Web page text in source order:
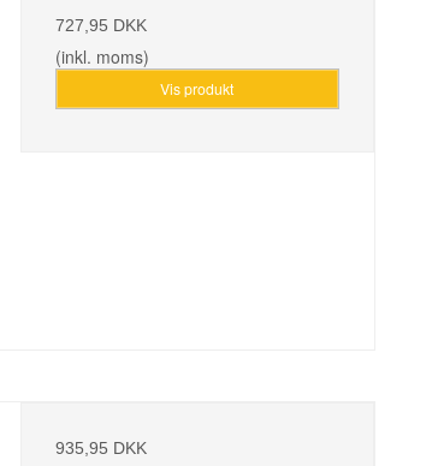
727,95 DKK
(inkl. moms)
Vis produkt
935,95 DKK